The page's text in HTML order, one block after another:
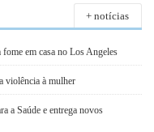
+ notícias
fome em casa no Los Angeles
violência à mulher
a Saúde e entrega novos